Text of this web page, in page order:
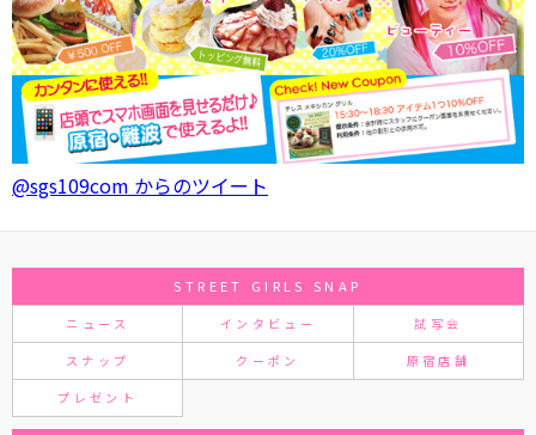
@sgs109com からのツイート
STREET GIRLS SNAP
ニュース インタビュー 試写会
スナップ クーポン 原宿店舗
プレゼント